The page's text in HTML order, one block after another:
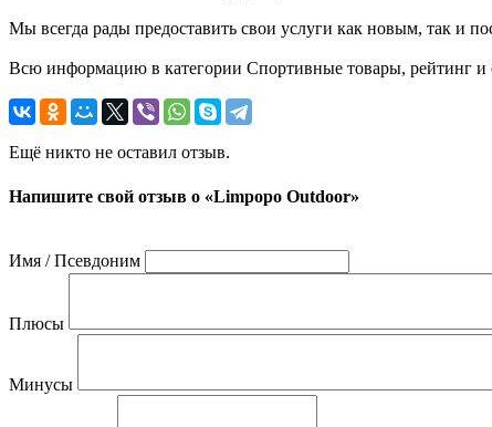
Мы всегда рады предоставить свои услуги как новым, так и
Всю информацию в категории Спортивные товары, рейтинг и
Ещё никто не оставил отзыв.
Напишите свой отзыв о «Limpopo Outdoor»
Имя / Псевдоним
Плюсы
Минусы